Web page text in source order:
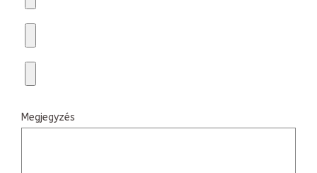
Megjegyzés